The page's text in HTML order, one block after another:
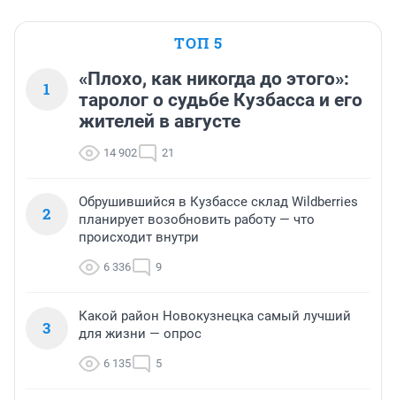
ТОП 5
1
«Плохо, как никогда до этого»:
таролог о судьбе Кузбасса и его
жителей в августе
14 902 21
2
Обрушившийся в Кузбассе склад Wildberries
планирует возобновить работу — что
происходит внутри
6 336 9
3
Какой район Новокузнецка самый лучший
для жизни — опрос
6 135 5